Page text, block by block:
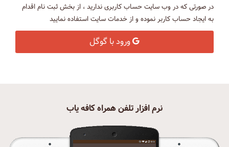
در صورتی که در وب سایت حساب کاربری ندارید ، از بخش ثبت نام اقدام
به ایجاد حساب کاربر نموده و از خدمات سایت استفاده نمایید
ورود با گوگل
نرم افزار تلفن همراه کافه یاب